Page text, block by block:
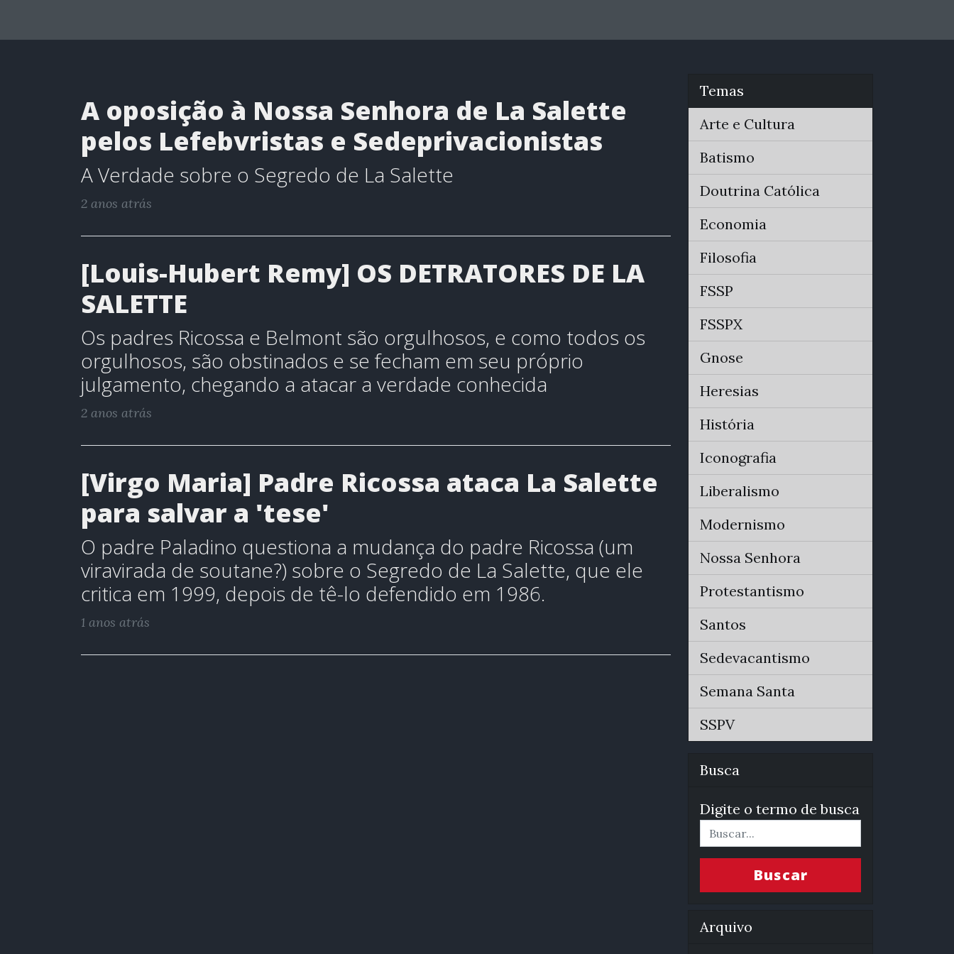
A oposição à Nossa Senhora de La Salette
pelos Lefebvristas e Sedeprivacionistas
A Verdade sobre o Segredo de La Salette
2 anos atrás
[Louis-Hubert Remy] OS DETRATORES DE LA
SALETTE
Os padres Ricossa e Belmont são orgulhosos, e como todos os
orgulhosos, são obstinados e se fecham em seu próprio
julgamento, chegando a atacar a verdade conhecida
2 anos atrás
[Virgo Maria] Padre Ricossa ataca La Salette
para salvar a 'tese'
O padre Paladino questiona a mudança do padre Ricossa (um
viravirada de soutane?) sobre o Segredo de La Salette, que ele
critica em 1999, depois de tê-lo defendido em 1986.
1 anos atrás
Temas
Arte e Cultura
Batismo
Doutrina Católica
Economia
Filosofia
FSSP
FSSPX
Gnose
Heresias
História
Iconografia
Liberalismo
Modernismo
Nossa Senhora
Protestantismo
Santos
Sedevacantismo
Semana Santa
SSPV
Busca
Digite o termo de busca
Buscar
Arquivo